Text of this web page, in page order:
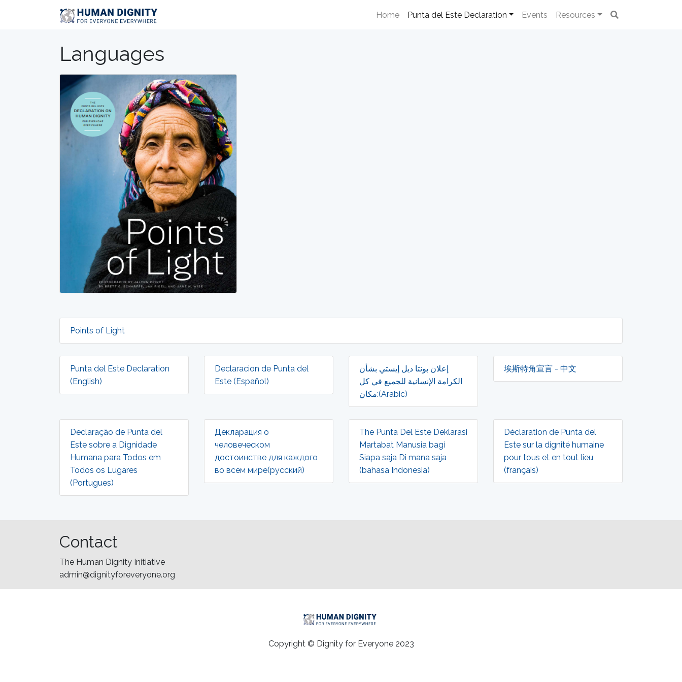
Home Punta del Este Declaration Events Resources
Languages
Points of Light
Punta del Este Declaration
(English)
Declaracion de Punta del
Este (Español)
إعلان بونتا ديل إيستي بشأن
الكرامة الإنسانية للجميع في كل
مكان:(Arabic)
埃斯特角宣言 - 中文
Declaração de Punta del
Este sobre a Dignidade
Humana para Todos em
Todos os Lugares
(Portugues)
Декларация о
человеческом
достоинстве для каждого
во всем мире(русский)
The Punta Del Este Deklarasi
Martabat Manusia bagi
Siapa saja Di mana saja
(bahasa Indonesia)
Déclaration de Punta del
Este sur la dignité humaine
pour tous et en tout lieu
(français)
Contact
The Human Dignity Initiative
admin@dignityforeveryone.org
Copyright © Dignity for Everyone 2023